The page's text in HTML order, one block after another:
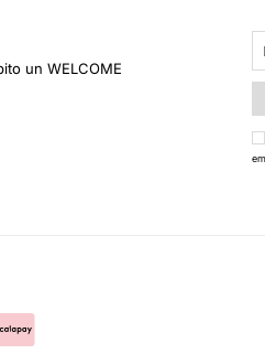
un WELCOME